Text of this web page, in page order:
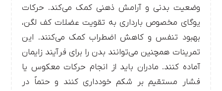
وضعیت بدنی و آرامش ذهنی کمک می‌کند. حرکات
یوگای مخصوص بارداری به تقویت عضلات کف لگن،
بهبود تنفس و کاهش اضطراب کمک می‌کنند. این
تمرینات همچنین می‌توانند بدن را برای فرآیند زایمان
آماده کنند. مادران باید از انجام حرکات معکوس یا
فشار مستقیم بر شکم خودداری کنند و حتماً در